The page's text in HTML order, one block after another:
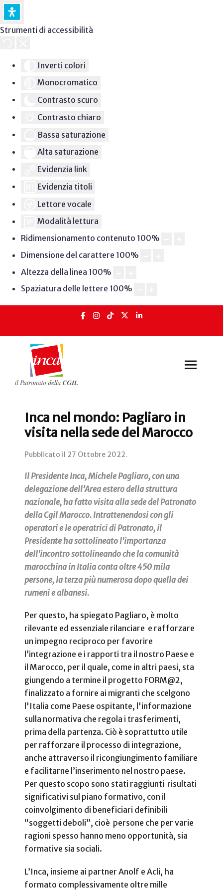
Strumenti di accessibilità
Inverti colori
Monocromatico
Contrasto scuro
Contrasto chiaro
Bassa saturazione
Alta saturazione
Evidenzia link
Evidenzia titoli
Lettore vocale
Modalità lettura
Ridimensionamento contenuto 100%
Dimensione del carattere 100%
Altezza della linea 100%
Spaziatura delle lettere 100%
Inca nel mondo: Pagliaro in
visita nella sede del Marocco
Pubblicato il 27 Ottobre 2022.
Il Presidente Inca, Michele Pagliaro, con una
delegazione dell’Area estero della struttura
nazionale, ha fatto visita alla sede del Patronato
della Cgil Marocco. Intrattenendosi con gli
operatori e le operatrici di Patronato, il
Presidente ha sottolineato l'importanza
dell'incontro sottolineando che la comunità
marocchina in Italia conta oltre 450 mila
persone, la terza più numerosa dopo quella dei
rumeni e albanesi.
Per questo, ha spiegato Pagliaro, è molto
rilevante ed essenziale rilanciare e rafforzare
un impegno reciproco per favorire
l’integrazione e i rapporti tra il nostro Paese e
il Marocco, per il quale, come in altri paesi, sta
giungendo a termine il progetto FORM@2,
finalizzato a fornire ai migranti che scelgono
l'Italia come Paese ospitante, l'informazione
sulla normativa che regola i trasferimenti,
prima della partenza. Ciò è soprattutto utile
per rafforzare il processo di integrazione,
anche attraverso il ricongiungimento familiare
e facilitarne l’inserimento nel nostro paese.
Per questo scopo sono stati raggiunti risultati
significativi sul piano formativo, con il
coinvolgimento di beneficiari definibili
“soggetti deboli”, cioè persone che per varie
ragioni spesso hanno meno opportunità, sia
formative sia sociali.
L’Inca, insieme ai partner Anolf e Acli, ha
formato complessivamente oltre mille